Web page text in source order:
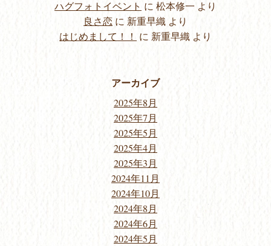
ハグフォトイベント に 松本修一 より
良さ恋 に 新重早織 より
はじめまして！！ に 新重早織 より
アーカイブ
2025年8月
2025年7月
2025年5月
2025年4月
2025年3月
2024年11月
2024年10月
2024年8月
2024年6月
2024年5月